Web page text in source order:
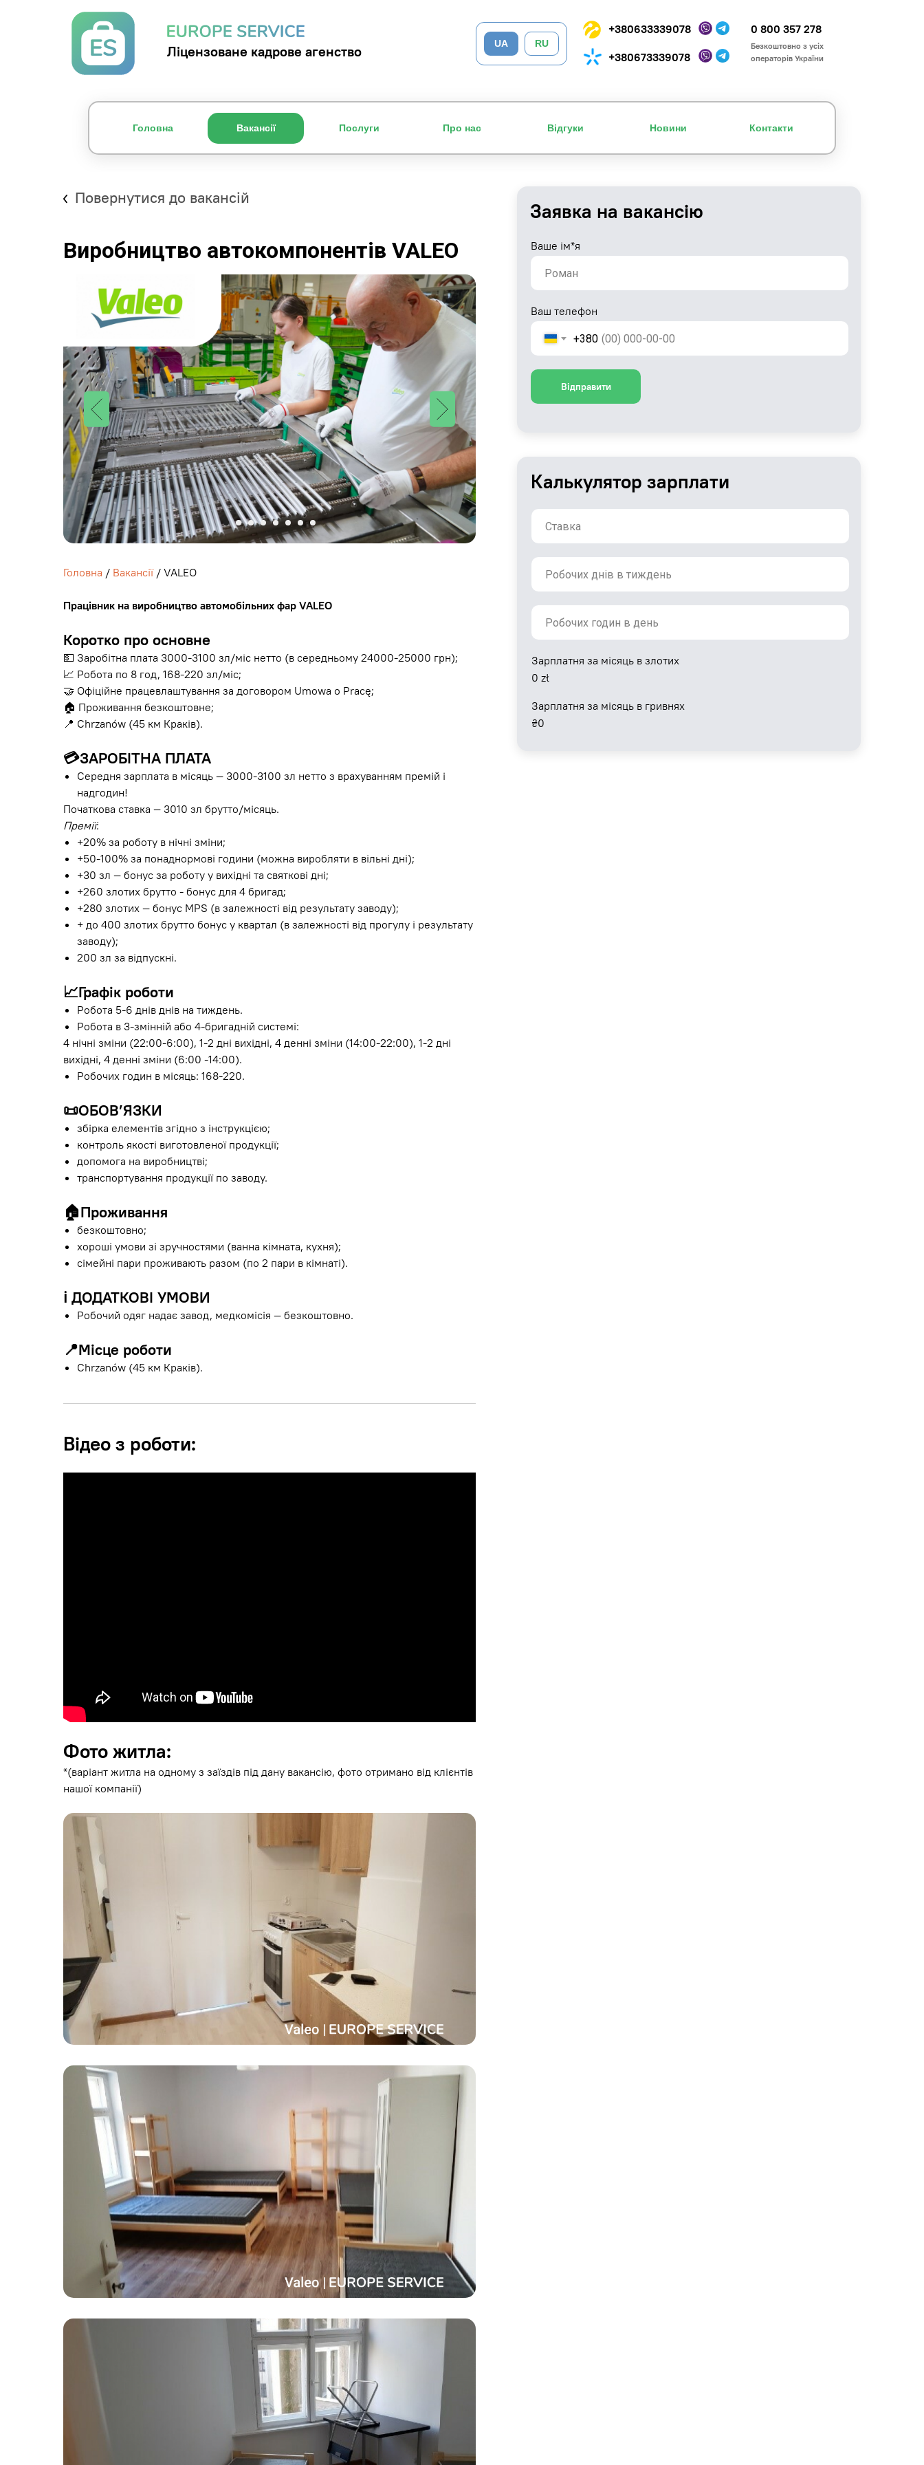
Ліцензоване кадрове агенство
Головна Послуги Контакти
Новини
Відгуки
Про нас
Вакансії
UA RU
+380633339078
+380673339078
0 800 357 278
Безкоштовно з усіх
операторів України
Зарплатня за місяць в злотих
0 zł
Зарплатня за місяць в гривнях
₴0
Калькулятор зарплати
Повернутися до вакансій
Ваше ім*я
Ваш телефон
+380
Відправити
Заявка на вакансію
Виробництво автокомпонентів VALEO
Головна / Вакансії/ VALEO
Працівник на виробництво автомобільних фар VALEO
Коротко про основне
💵 Заробітна плата 3000-3100 зл/міс нетто (в середньому 24000-25000 грн);
📈 Робота по 8 год, 168-220 зл/міс;
🤝 Офіційне працевлаштування за договором Umowa o Pracę;
🏠 Проживання безкоштовне;
📍 Chrzanów (45 км Краків).
💳ЗАРОБІТНА ПЛАТА
Середня зарплата в місяць — 3000-3100 зл нетто з врахуванням премій і
надгодин!
Початкова ставка — 3010 зл брутто/місяць.
Премії:
+20% за роботу в нічні зміни;
+50-100% за понаднормові години (можна виробляти в вільні дні);
+30 зл — бонус за роботу у вихідні та святкові дні;
+260 злотих брутто - бонус для 4 бригад;
+280 злотих — бонус MPS (в залежності від результату заводу);
+ до 400 злотих брутто бонус у квартал (в залежності від прогулу і результату
заводу);
200 зл за відпускні.
📈Графік роботи
Робота 5-6 днів днів на тиждень.
Робота в 3-змінній або 4-бригадній системі:
4 нічні зміни (22:00-6:00), 1-2 дні вихідні, 4 денні зміни (14:00-22:00), 1-2 дні
вихідні, 4 денні зміни (6:00 -14:00).
Робочих годин в місяць: 168-220.
📜ОБОВ’ЯЗКИ
збірка елементів згідно з інструкцією;
контроль якості виготовленої продукції;
допомога на виробництві;
транспортування продукції по заводу.
🏠Проживання
безкоштовно;
хороші умови зі зручностями (ванна кімната, кухня);
сімейні пари проживають разом (по 2 пари в кімнаті).
ℹ️ ДОДАТКОВІ УМОВИ
Робочий одяг надає завод, медкомісія — безкоштовно.
📍Місце роботи
Chrzanów (45 км Краків).
Відео з роботи:
Фото житла:
*(варіант житла на одному з заїздів під дану вакансію, фото отримано від клієнтів
нашої компанії)